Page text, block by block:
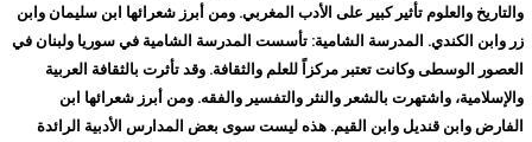
والتاريخ والعلوم تأثير كبير على الأدب المغربي. ومن أبرز شعرائها ابن سليمان وابن
زر وابن الكندي. المدرسة الشامية: تأسست المدرسة الشامية في سوريا ولبنان في
العصور الوسطى وكانت تعتبر مركزاً للعلم والثقافة. وقد تأثرت بالثقافة العربية
والإسلامية، واشتهرت بالشعر والنثر والتفسير والفقه. ومن أبرز شعرائها ابن
الفارض وابن قنديل وابن القيم. هذه ليست سوى بعض المدارس الأدبية الرائدة